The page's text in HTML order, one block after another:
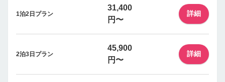
1泊2日プラン
31,400
円〜
詳細
2泊3日プラン
45,900
円〜
詳細